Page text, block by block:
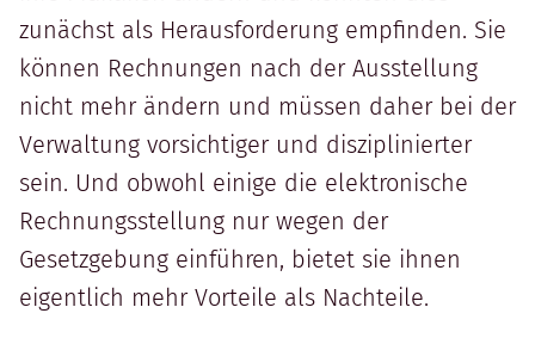
zunächst als Herausforderung empfinden. Sie
können Rechnungen nach der Ausstellung
nicht mehr ändern und müssen daher bei der
Verwaltung vorsichtiger und disziplinierter
sein. Und obwohl einige die elektronische
Rechnungsstellung nur wegen der
Gesetzgebung einführen, bietet sie ihnen
eigentlich mehr Vorteile als Nachteile.